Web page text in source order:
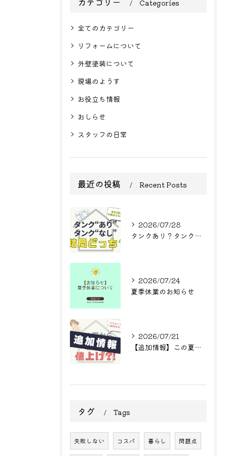
Categories
全てのカテゴリー
リフォームについて
外壁塗装について
現場のようす
お役立ち情報
おしらせ
スタッフの日常
最近の投稿 Recent Posts
2026/07/28
タンクあり？タンクなし？結局どっち？
2026/07/24
夏季休業のお知らせ
2026/07/21
【追加情報】この夏からまた値上げ?! リフォームをご検討中の方へ
タグ Tags
失敗しない コスパ 暮らし 問題点